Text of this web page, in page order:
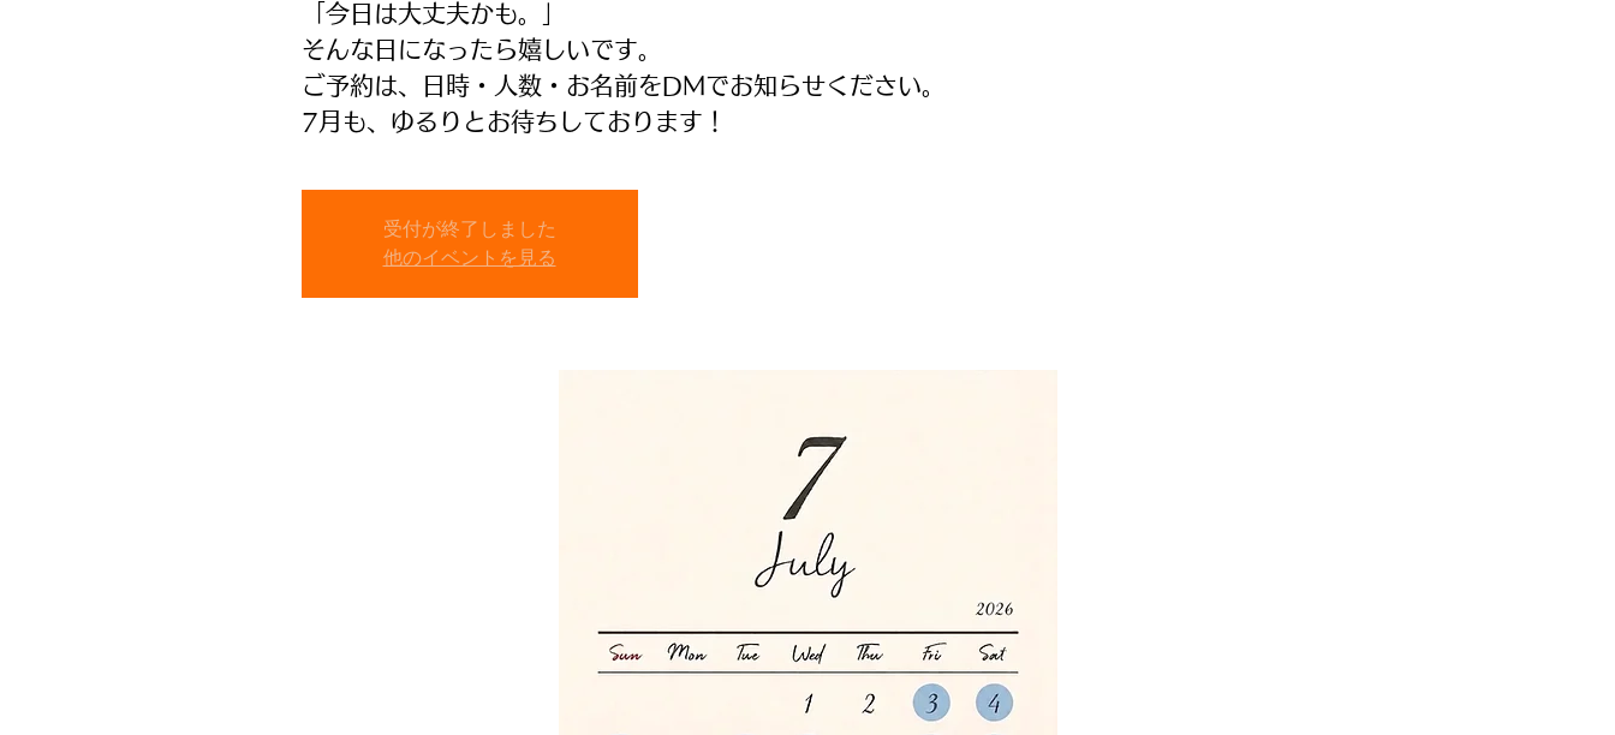
「今日は大丈夫かも。」
そんな日になったら嬉しいです。
ご予約は、日時・人数・お名前をDMでお知らせください。
7月も、ゆるりとお待ちしております！
受付が終了しました
他のイベントを見る